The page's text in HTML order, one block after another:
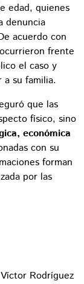
edad, quienes
denuncia
acuerdo con
frente
el caso y
su familia.
que las
físico, sino
económica
con su
forman
por las
Rodríguez